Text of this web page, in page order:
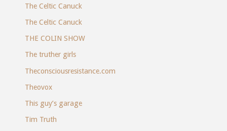
The Celtic Canuck
The Celtic Canuck
THE COLIN SHOW
The truther girls
Theconsciousresistance.com
Theovox
This guy’s garage
Tim Truth